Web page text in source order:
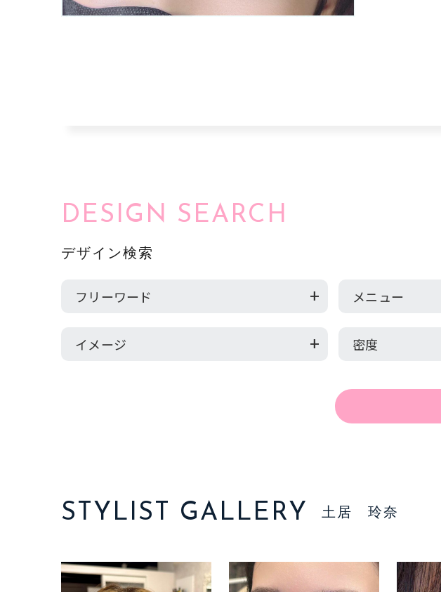
DESIGN SEARCH
デザイン検索
フリーワード メニュー
イメージ 密度
STYLIST GALLERY 土居 玲奈